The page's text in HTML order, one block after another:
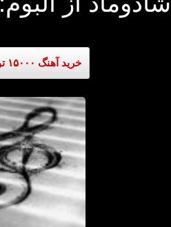
خرید آهنگ ۱۵۰۰۰ تومان